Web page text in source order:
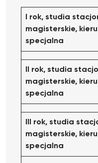
I rok, studia
magisterskie,
specjalna
II rok, studia
magisterskie,
specjalna
III rok, studia
magisterskie,
specjalna